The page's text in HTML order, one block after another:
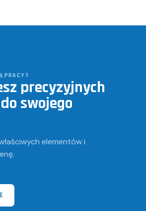
precyzyjnych
swojego
elementów i